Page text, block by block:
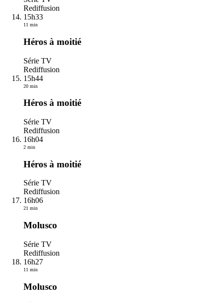
Rediffusion
15h33
11 min
Héros à moitié
Série TV
Rediffusion
15h44
20 min
Héros à moitié
Série TV
Rediffusion
16h04
2 min
Héros à moitié
Série TV
Rediffusion
16h06
21 min
Molusco
Série TV
Rediffusion
16h27
11 min
Molusco